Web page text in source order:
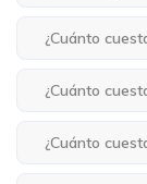
¿Cuánto
¿Cuánto
¿Cuánto